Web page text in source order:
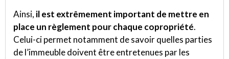
Ainsi, il est extrêmement important de mettre en
place un règlement pour chaque copropriété.
Celui-ci permet notamment de savoir quelles parties
de l’immeuble doivent être entretenues par les